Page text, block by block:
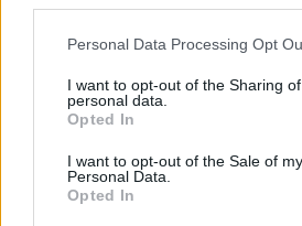
Personal Data Processing Opt
I want to opt-out of the Sharing
personal data.
Opted In
I want to opt-out of the Sale of my
Personal Data.
Opted In
1960 20 619 075
334 002
Przewidywana populacja